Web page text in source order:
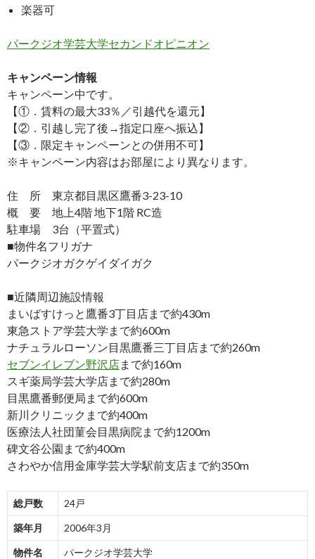
楽器可
パークジオ学芸大学セカンドオピニオン
キャンペーン情報
キャンペーン中です。
【①．賃料の最大33％／引越代を還元】
【②．引越し完了後→指定口座へ振込】
【③．限定キャンペーンとの併用不可】
※キャンペーン内容はお部屋により異なります。
住 所 東京都目黒区鷹番3-23-10
概 要 地上4階 地下1階 RC造
駐車場 3台（平置式）
■物件名フリガナ
パークジオガクゲイダイガク
■近隣周辺施設情報
まいばすけっと鷹番3丁目店まで約430m
東急ストア学芸大学まで約600m
ナチュラルローソン目黒鷹番三丁目店まで約260m
セブンイレブン野沢店まで約160m
スギ薬局学芸大学店まで約280m
目黒鷹番郵便局まで約600m
新川クリニックまで約400m
医療法人社団菫会目黒病院まで約1200m
碑文谷公園まで約400m
さわやか信用金庫学芸大学駅前支店まで約350m
総戸数 24戸
築年月 2006年3月
物件名 パークジオ学芸大学